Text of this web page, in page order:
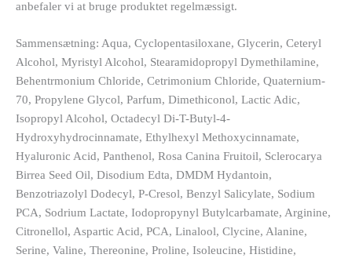
anbefaler vi at bruge produktet regelmæssigt.
Sammensætning: Aqua, Cyclopentasiloxane, Glycerin, Ceteryl
Alcohol, Myristyl Alcohol, Stearamidopropyl Dymethilamine,
Behentrmonium Chloride, Cetrimonium Chloride, Quaternium-
70, Propylene Glycol, Parfum, Dimethiconol, Lactic Adic,
Isopropyl Alcohol, Octadecyl Di-T-Butyl-4-
Hydroxyhydrocinnamate, Ethylhexyl Methoxycinnamate,
Hyaluronic Acid, Panthenol, Rosa Canina Fruitoil, Sclerocarya
Birrea Seed Oil, Disodium Edta, DMDM Hydantoin,
Benzotriazolyl Dodecyl, P-Cresol, Benzyl Salicylate, Sodium
PCA, Sodrium Lactate, Iodopropynyl Butylcarbamate, Arginine,
Citronellol, Aspartic Acid, PCA, Linalool, Clycine, Alanine,
Serine, Valine, Thereonine, Proline, Isoleucine, Histidine,